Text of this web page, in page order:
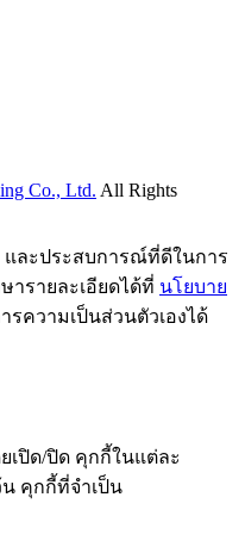
Co., Ltd. All Rights
ละประสบการณ์ที่ดีในการ
รายละเอียดได้ที่ นโยบาย
รความเป็นส่วนตัวเองได้
เปิด/ปิด คุกกี้ในแต่ละ
คุกกี้ที่จำเป็น